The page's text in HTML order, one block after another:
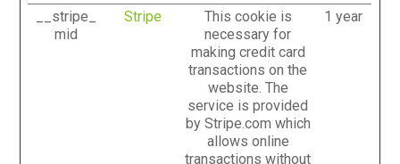
__stripe_
mid
Stripe
This cookie is
necessary for
making credit card
transactions on the
website. The
service is provided
by Stripe.com which
allows online
transactions without
1 year